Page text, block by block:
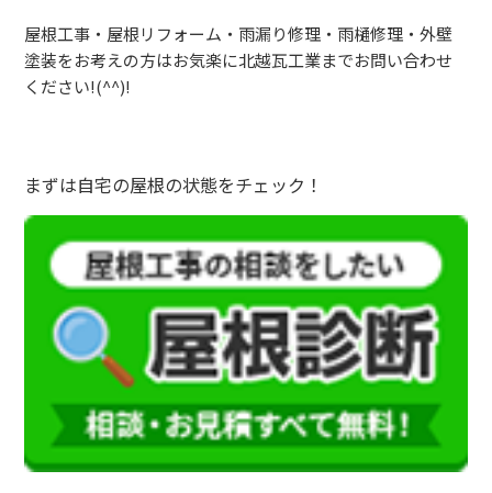
屋根工事・屋根リフォーム・雨漏り修理・雨樋修理・外壁
塗装をお考えの方はお気楽に北越瓦工業までお問い合わせ
ください!(^^)!
まずは自宅の屋根の状態をチェック！